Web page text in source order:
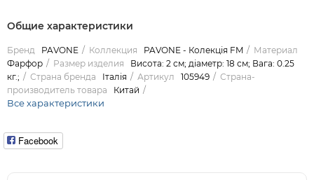
Общие характеристики
Бренд PAVONE Коллекция PAVONE - Колекція FM
Материал
Фарфор
Размер изделия
Висота: 2 см; діаметр: 18 см; Вага: 0.25
кг.;
Страна бренда Італія Артикул 105949
Страна-
производитель товара
Китай
Все характеристики
Facebook